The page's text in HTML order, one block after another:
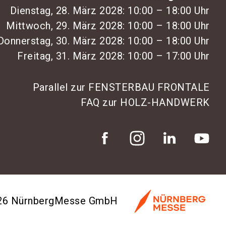
Dienstag, 28. März 2028: 10:00 – 18:00 Uhr
Mittwoch, 29. März 2028: 10:00 – 18:00 Uhr
30. März 2028: 10:00 – 18:00 Uhr
Freitag, 31. März 2028: 10:00 – 17:00 Uhr
Parallel zur FENSTERBAU FRONTALE
FAQ zur HOLZ-HANDWERK
NürnbergMesse GmbH